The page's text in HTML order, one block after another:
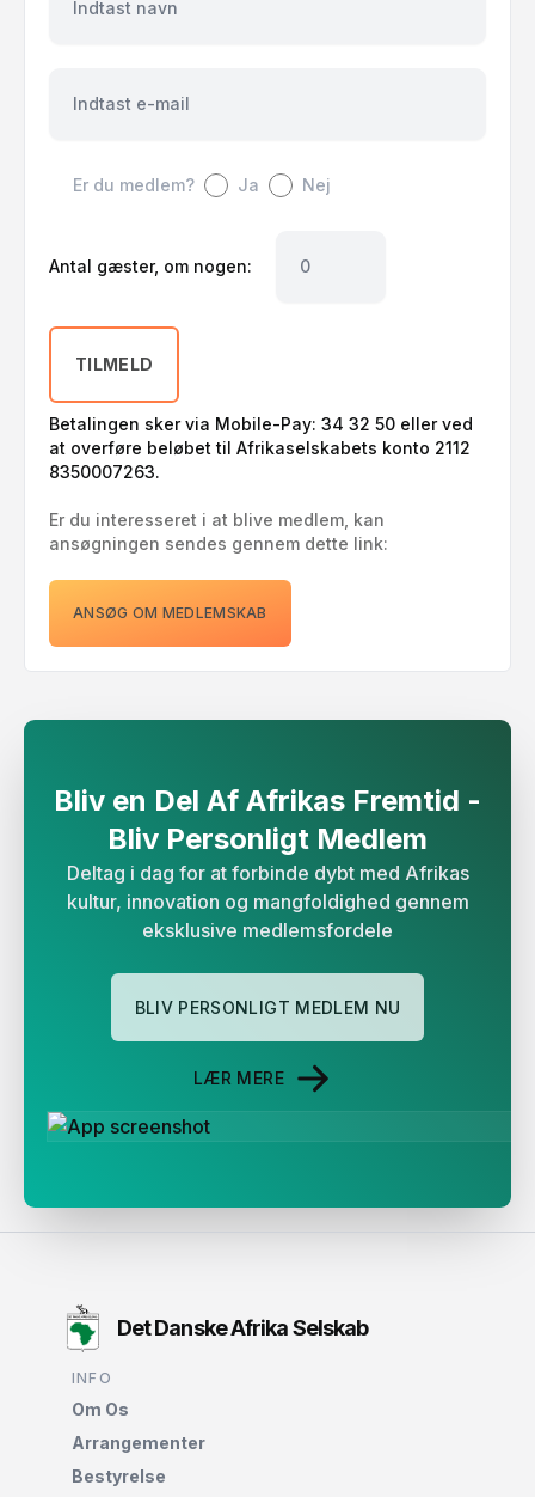
Er du medlem? Ja Nej
Antal gæster, om nogen:
TILMELD
Betalingen sker via Mobile-Pay: 34 32 50 eller ved
at overføre beløbet til Afrikaselskabets konto 2112
8350007263.
Er du interesseret i at blive medlem, kan
ansøgningen sendes gennem dette link:
ANSØG OM MEDLEMSKAB
Bliv en Del Af Afrikas Fremtid -
Bliv Personligt Medlem​​​​‌
Deltag i dag for at forbinde dybt med Afrikas
kultur, innovation og mangfoldighed gennem
eksklusive medlemsfordele
BLIV PERSONLIGT MEDLEM NU
LÆR MERE
Det Danske Afrika Selskab
INFO
Om Os
Arrangementer
Bestyrelse